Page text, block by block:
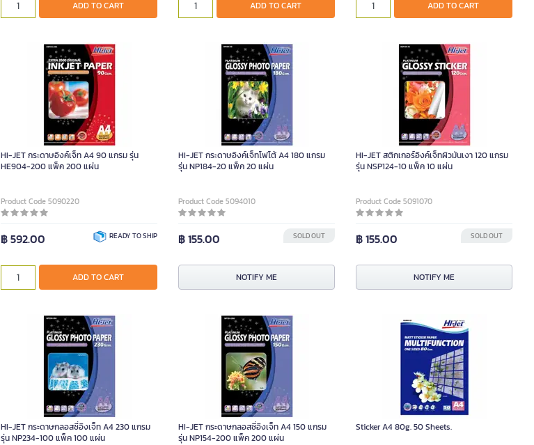
ADD TO CART ADD TO CART ADD TO CART
HI-JET กระดาษอิงค์เจ็ท A4 90 แกรม รุ่น
HE904-200 แพ็ค 200 แผ่น
Product Code 5090220
฿ 592.00 READY TO SHIP
ADD TO CART
HI-JET กระดาษอิงค์เจ็ทโฟโต้ A4 180 แกรม
รุ่น NP184-20 แพ็ค 20 แผ่น
Product Code 5094010
฿ 155.00 SOLD OUT
NOTIFY ME
HI-JET สติกเกอร์อิงค์เจ็ทผิวมันเงา 120 แกรม
รุ่น NSP124-10 แพ็ค 10 แผ่น
Product Code 5091070
฿ 155.00 SOLD OUT
NOTIFY ME
HI-JET กระดาษกลอสซี่อิงเจ็ท A4 230 แกรม
รุ่น NP234-100 แพ็ค 100 แผ่น
HI-JET กระดาษกลอสซี่อิงเจ็ท A4 150 แกรม
รุ่น NP154-200 แพ็ค 200 แผ่น
Sticker A4 80g. 50 Sheets.